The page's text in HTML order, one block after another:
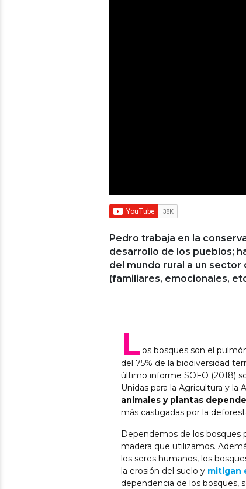
Pedro trabaja en la
desarrollo de los pueblos;
del mundo rural a un sector
(familiares, emocionales,
L os bosques son el
del 75% de la biodiversidad
último informe SOFO (2018)
Unidas para la Agricultura y la
animales y plantas
más castigadas por la
Dependemos de los bosques
madera que utilizamos.
los seres humanos, los
la erosión del suelo y mitigan
dependencia de los bosques,